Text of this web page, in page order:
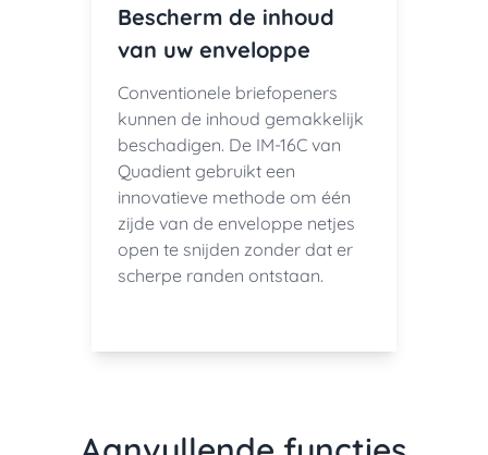
Bescherm de inhoud
van uw enveloppe
Conventionele briefopeners
kunnen de inhoud gemakkelijk
beschadigen. De IM-16C van
Quadient gebruikt een
innovatieve methode om één
zijde van de enveloppe netjes
open te snijden zonder dat er
scherpe randen ontstaan.